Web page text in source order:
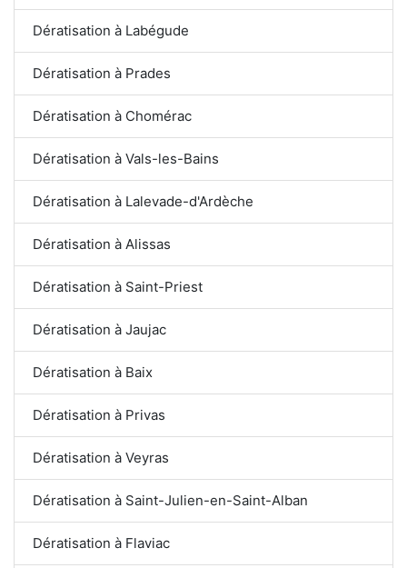
Dératisation à Labégude
Dératisation à Prades
Dératisation à Chomérac
Dératisation à Vals-les-Bains
Dératisation à Lalevade-d'Ardèche
Dératisation à Alissas
Dératisation à Saint-Priest
Dératisation à Jaujac
Dératisation à Baix
Dératisation à Privas
Dératisation à Veyras
Dératisation à Saint-Julien-en-Saint-Alban
Dératisation à Flaviac